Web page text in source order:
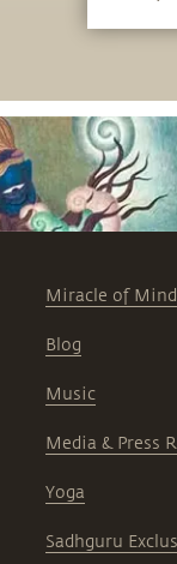
Miracle of Mind
Blog
Music
Media & Press
Yoga
Sadhguru